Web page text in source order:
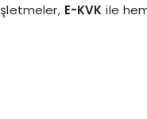
E-KVK ile